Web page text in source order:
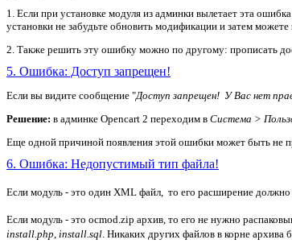
1. Если при установке модуля из админки вылетает эта
установки не забудьте обновить модификации и затем
2. Также решить эту ошибку можно по другому: прописать
5. Ошибка: Доступ запрещен!
Если вы видите сообщение "Доступ запрещен! У Вас нет
Решение: в админке Opencart 2 переходим в Система >
Еще одной причиной появления этой ошибки может быть не
6. Ошибка: Недопустимый тип файла!
Если модуль - это один XML файл, то его расширение
Если модуль - это ocmod.zip архив, то его не нужно
install.php install.sql . Никаких других файлов в корне архива